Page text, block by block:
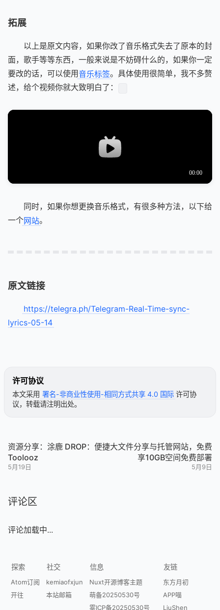
拓展
以上是原文内容，如果你改了音乐格式失去了原本的封
面，歌手等等东西，一般来说是不妨碍什么的，如果你一定
要改的话，可以使用音乐标签。具体使用很简单，我不多赘
述，给个视频你就大致明白了：​
同时，如果你想更换音乐格式，有很多种方法，以下给
一个网站。
原文链接
https://telegra.ph/Telegram-Real-Time-sync-
lyrics-05-14
许可协议
本文采用 署名-非商业性使用-相同方式共享 4.0 国际 许可协
议，转载请注明出处。
资源分享：涂鹿
Toolooz
5月19日
DROP：便捷大文件分享与托管网站，免费
享10GB空间免费部署
5月9日
评论区
评论加载中...
探索
Atom订阅
开往
社交
kemiaofxjun
本站邮箱
信息
Nuxt开源博客主题
萌备20250530号
雾ICP备20250530号
友链
东方月初
APP喵
LiuShen